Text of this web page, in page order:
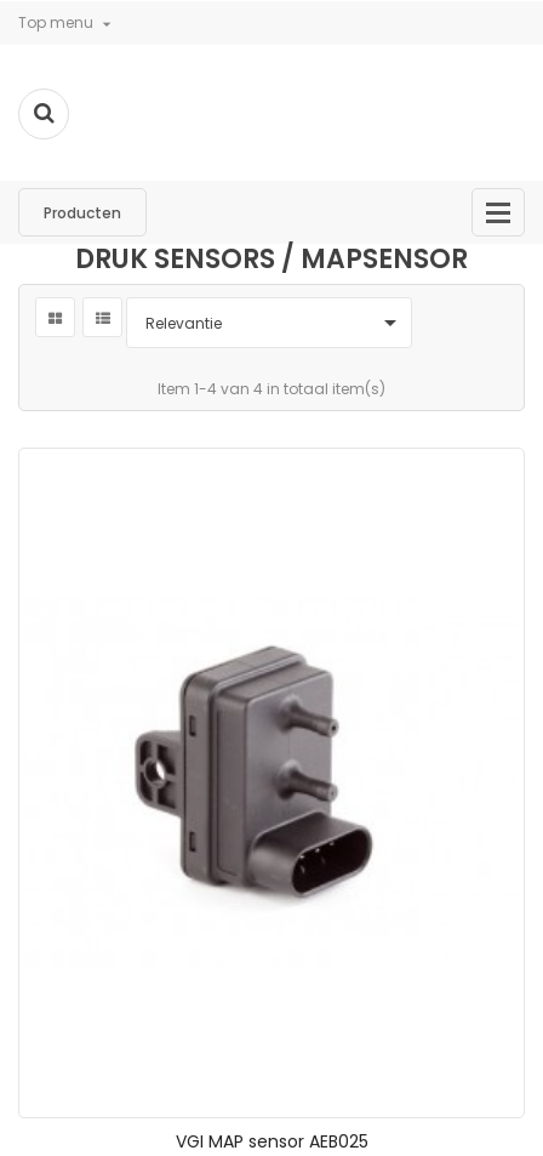
Top menu 
Producten
DRUK SENSORS / MAPSENSOR
Relevantie 
Item 1-4 van 4 in totaal item(s)
VGI MAP sensor AEB025